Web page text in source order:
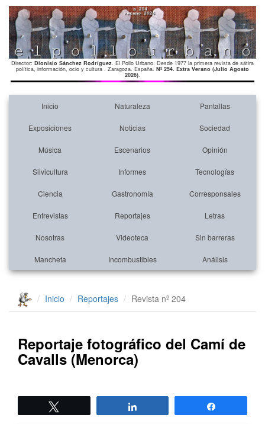
Director: Dionisio Sánchez Rodríguez. El Pollo Urbano. Desde 1977 la primera revista de sátira
política, información, ocio y cultura . Zaragoza. España. Nº 254. Extra Verano (Julio Agosto
2026).
Inicio Naturaleza Pantallas
Exposiciones Noticias Sociedad
Música Escenarios Opinión
Silvicultura Informes Tecnologías
Ciencia Gastronomía Corresponsales
Entrevistas Reportajes Letras
Nosotras Videoteca Sin barreras
Mancheta Incombustibles Análisis
Inicio Reportajes Revista nº 204
Reportaje fotográfico del Camí de
Cavalls (Menorca)